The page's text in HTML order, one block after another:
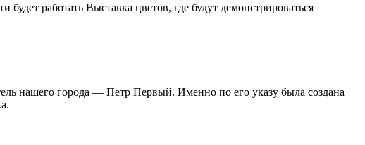
работать Выставка цветов, где будут демонстрироваться
нашего города — Петр Первый. Именно по его указу была создана